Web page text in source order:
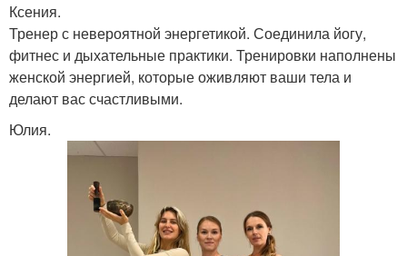
Ксения.
Тренер с невероятной энергетикой. Соединила йогу,
фитнес и дыхательные практики. Тренировки наполнены
женской энергией, которые оживляют ваши тела и
делают вас счастливыми.
Юлия.